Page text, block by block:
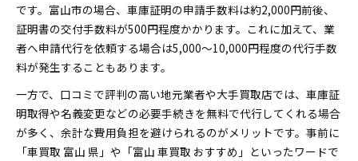
です。富山市の場合、車庫証明の申請手数料は約2,000円前後、
証明書の交付手数料が500円程度かかります。これに加えて、業
者へ申請代行を依頼する場合は5,000～10,000円程度の代行手数
料が発生することもあります。
一方で、口コミで評判の高い地元業者や大手買取店では、車庫証
明取得や名義変更などの必要手続きを無料で代行してくれる場合
が多く、余計な費用負担を避けられるのがメリットです。事前に
「車買取 富山 県」や「富山 車買取 おすすめ」といったワードで